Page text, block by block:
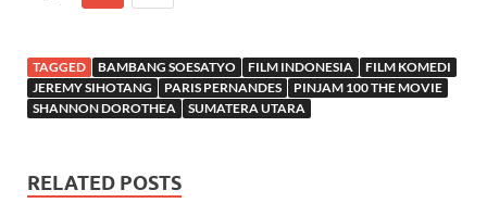
TAGGED BAMBANG SOESATYO FILM INDONESIA
FILM KOMEDI
JEREMY SIHOTANG
PARIS PERNANDES
PINJAM 100 THE MOVIE
SHANNON DOROTHEA
SUMATERA UTARA
RELATED POSTS